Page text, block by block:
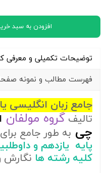
افزودن به سبد
توضیحات تکمیلی و معرفی
فهرست مطالب و نمونه
جامع زبان انگلیسی
تالیف گروه مولفان
چی به طور جامع
پایه یازدهم و
کلیه رشته ها